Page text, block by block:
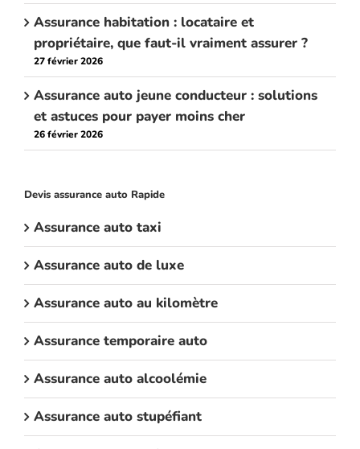
Assurance habitation : locataire et
propriétaire, que faut-il vraiment assurer ?
27 février 2026
Assurance auto jeune conducteur : solutions
et astuces pour payer moins cher
26 février 2026
Devis assurance auto Rapide
Assurance auto taxi
Assurance auto de luxe
Assurance auto au kilomètre
Assurance temporaire auto
Assurance auto alcoolémie
Assurance auto stupéfiant